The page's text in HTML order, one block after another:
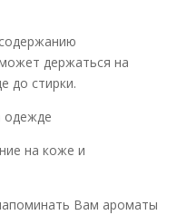
держаться на
до стирки.
одежде
на коже и
Вам ароматы